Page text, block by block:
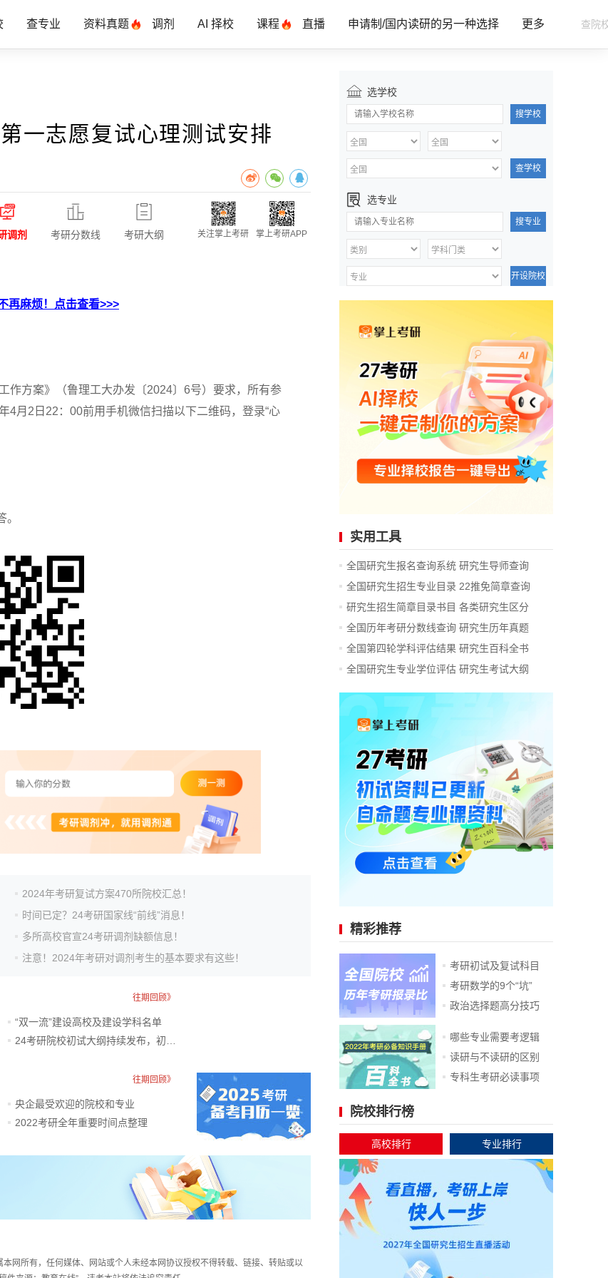
查专业 资料真题 调剂 AI 择校 课程 直播 申请制/国内读研的另一种选择 更多
一志愿复试心理测试安排
调剂 考研分数线 考研大纲 关注掌上考研 掌上考研APP
再麻烦！点击查看>>>
方案》（鲁理工大办发〔2024〕6号）要求，所有参
4月2日22：00前用手机微信扫描以下二维码，登录“心
2024年考研复试方案470所院校汇总！
时间已定？24考研国家线“前线”消息！
多所高校官宣24考研调剂缺额信息！
注意！2024年考研对调剂考生的基本要求有这些！
往期回顾》
“双一流”建设高校及建设学科名单
往期回顾》
央企最受欢迎的院校和专业
2022考研全年重要时间点整理
网所有，任何媒体、网站或个人未经本网协议授权不得转载、链接、转贴或以
选学校
搜学校
查学校
选专业
搜专业
开设院校
实用工具
全国研究生报名查询系统 研究生导师查询
全国研究生招生专业目录 22推免简章查询
研究生招生简章目录书目 各类研究生区分
全国历年考研分数线查询 研究生历年真题
全国第四轮学科评估结果 研究生百科全书
全国研究生专业学位评估 研究生考试大纲
精彩推荐
考研初试及复试科目
考研数学的9个“坑”
政治选择题高分技巧
哪些专业需要考逻辑
读研与不读研的区别
专科生考研必读事项
院校排行榜
高校排行 专业排行